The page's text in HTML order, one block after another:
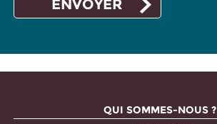
QUI SOMMES-NOUS ?